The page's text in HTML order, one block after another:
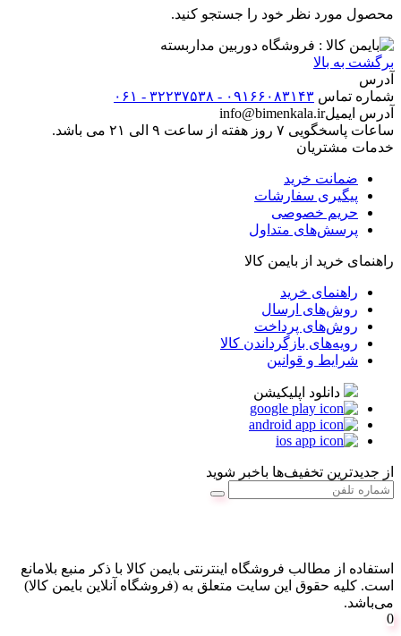
محصول مورد نظر خود را جستجو کنید.
برگشت به بالا
آدرس
شماره تماس ۰۹۱۶۶۰۸۳۱۴۳ - ۳۲۲۳۷۵۳۸ - ۰۶۱
آدرس ایمیلinfo@bimenkala.ir
ساعات پاسخگویی ۷ روز هفته از ساعت ۹ الی ۲۱ می باشد.
خدمات مشتریان
ضمانت خرید
پیگیری سفارشات
حریم خصوصی
پرسش‌های متداول
راهنمای خرید از بایمن کالا
راهنمای خرید
روش‌های ارسال
روش‌های پرداخت
رویه‌های بازگرداندن کالا
شرایط و قوانین
دانلود اپلیکیشن
از جدیدترین تخفیف‌ها باخبر شوید
استفاده از مطالب فروشگاه اینترنتی بایمن کالا با ذکر منبع بلامانع
است. کليه حقوق اين سايت متعلق به (فروشگاه آنلاین بایمن کالا)
می‌باشد.
0